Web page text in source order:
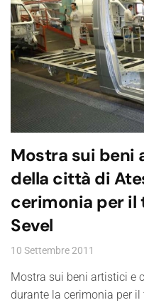
Mostra sui
della città di
cerimonia per il
Sevel
10 Settembre 2011
Mostra sui beni artistici e
durante la cerimonia per il